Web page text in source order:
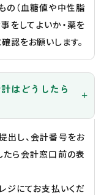
の（血糖値や中性脂
をしてよいか・薬を
認をお願いします。
はどうしたら
出し、会計番号をお
たら会計窓口前の表
ジにてお支払いくだ